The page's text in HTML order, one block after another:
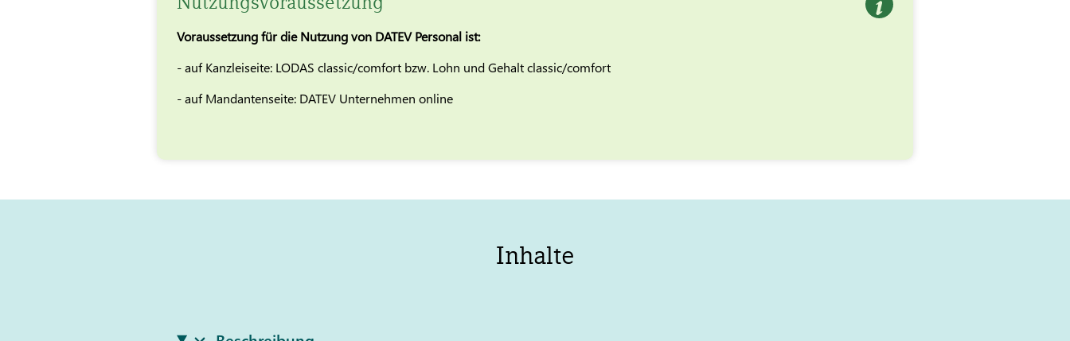
Voraussetzung für die Nutzung von DATEV Personal ist:
- auf Kanzleiseite: LODAS classic/comfort bzw. Lohn und Gehalt classic/comfort
- auf Mandantenseite: DATEV Unternehmen online
Inhalte